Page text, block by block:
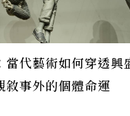
當代藝術如何穿透興
敘事外的個體命運